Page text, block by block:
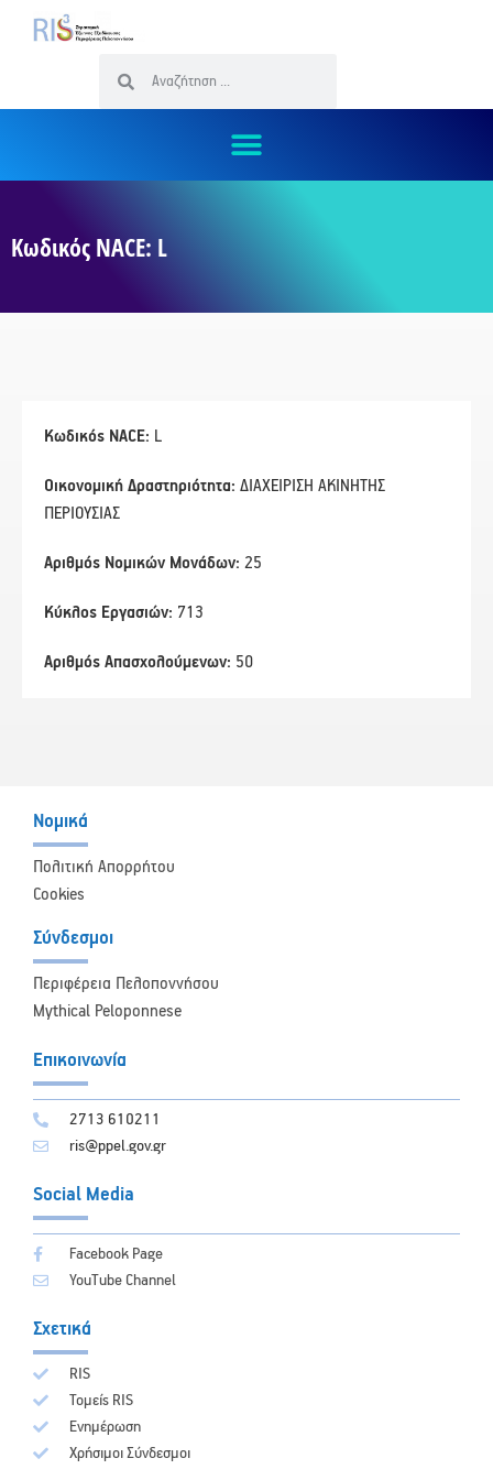
Κωδικός NACE: L
Κωδικός NACE: L
Οικονομική Δραστηριότητα: ΔΙΑΧΕΙΡΙΣΗ ΑΚΙΝΗΤΗΣ
ΠΕΡΙΟΥΣΙΑΣ
Αριθμός Νομικών Μονάδων: 25
Κύκλος Εργασιών: 713
Αριθμός Απασχολούμενων: 50
Νομικά
Πολιτική Απορρήτου
Cookies
Σύνδεσμοι
Περιφέρεια Πελοποννήσου
Mythical Peloponnese
Επικοινωνία
2713 610211
ris@ppel.gov.gr
Social Media
Facebook Page
YouTube Channel
Σχετικά
RIS
Τομείς RIS
Ενημέρωση
Χρήσιμοι Σύνδεσμοι